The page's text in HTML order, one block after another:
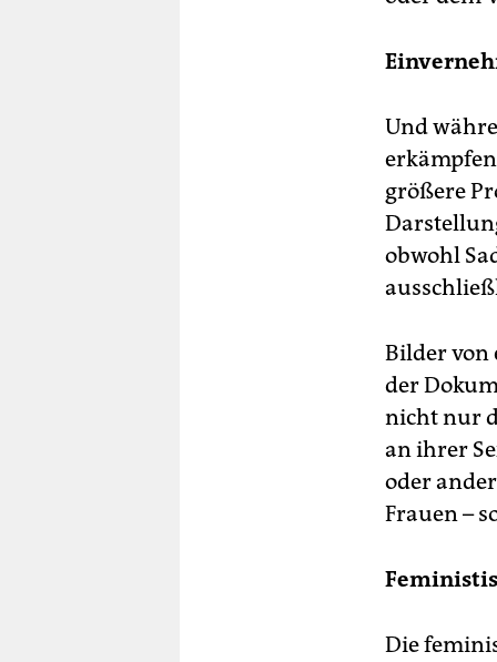
Und
größere
obwohl
Bilder von
der
nicht nur
an ihrer
oder
Frauen –
Die